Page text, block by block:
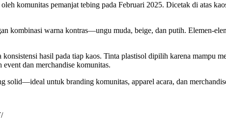
komunitas pemanjat tebing pada Februari 2025. Dicetak di atas
kombinasi warna kontras—ungu muda, beige, dan putih. Elemen-
hasil pada tiap kaos. Tinta plastisol dipilih karena mampu
dan merchandise komunitas.
solid—ideal untuk branding komunitas, apparel acara, dan